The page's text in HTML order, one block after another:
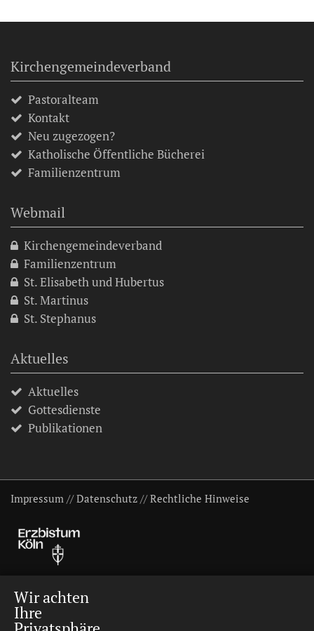
Kirchengemeindeverband
Pastoralteam
Kontakt
Neu zugezogen?
Katholische Öffentliche Bücherei
Familienzentrum
Webmail
Kirchengemeindeverband
Familienzentrum
St. Elisabeth und Hubertus
St. Martinus
St. Stephanus
Aktuelles
Aktuelles
Gottesdienste
Publikationen
Impressum //Datenschutz //Rechtliche Hinweise
Wir achten
Ihre